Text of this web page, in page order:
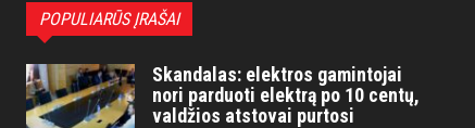
POPULIARŪS ĮRAŠAI
Skandalas: elektros gamintojai
nori parduoti elektrą po 10 centų,
valdžios atstovai purtosi